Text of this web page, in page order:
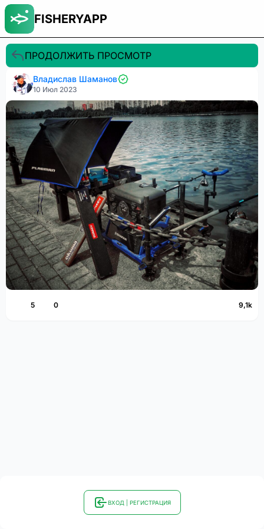
FISHERYAPP
ПРОДОЛЖИТЬ ПРОСМОТР
Владислав Шаманов
10 Июл 2023
5 0 9,1k
ВХОД | РЕГИСТРАЦИЯ